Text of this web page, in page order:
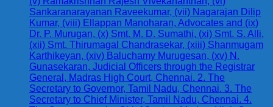
Sankaranarayanan Raveekumar, (vii) Nagarajan Dilip
Kumar, (viii) Ellappan Manoharan, Advocates and (ix)
Dr. P. Murugan, (x) Smt. M. D. Sumathi, (xi) Smt. S. Alli,
(xii) Smt. Thirumagal Chandrasekar, (xiii) Shanmugam
Karthikeyan, (xiv) Baluchamy Murugesan, (xv) N.
Gunasekaran, Judicial Officers through the Registrar
General, Madras High Court, Chennai. 2. The
Secretary to Governor, Tamil Nadu, Chennai. 3. The
Secretary to Chief Minister, Tamil Nadu, Chennai. 4.